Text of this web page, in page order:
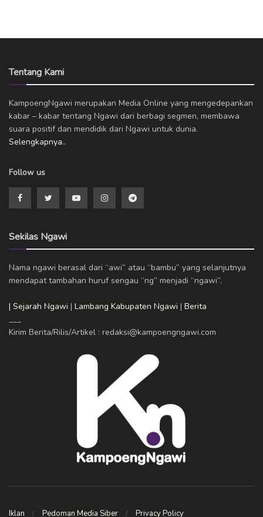
Tentang Kami
KampoengNgawi merupakan Media Online yang mengedepankan
kabar – kabar tentang Ngawi dari berbagi segmen, membawa
suara positif dan mendidik dari Ngawi untuk dunia.
Selengkapnya..
Follow us
Sekilas Ngawi
Nama ngawi berasal dari “awi” atau “bambu” yang selanjutnya
mendapat tambahan huruf sengau “ng” menjadi “ngawi”.
| Sejarah Ngawi | Lambang Kabupaten Ngawi | Berita
___
Kirim Berita/Rilis/Artikel : redaksi@kampoengngawi.com
Iklan Pedoman Media Siber Privacy Policy